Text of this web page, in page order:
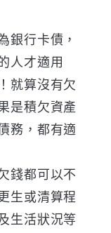
銀行卡債，
人才適用
就算沒有欠
是積欠資產
務，都有適
錢都可以不
生或清算程
生活狀況等